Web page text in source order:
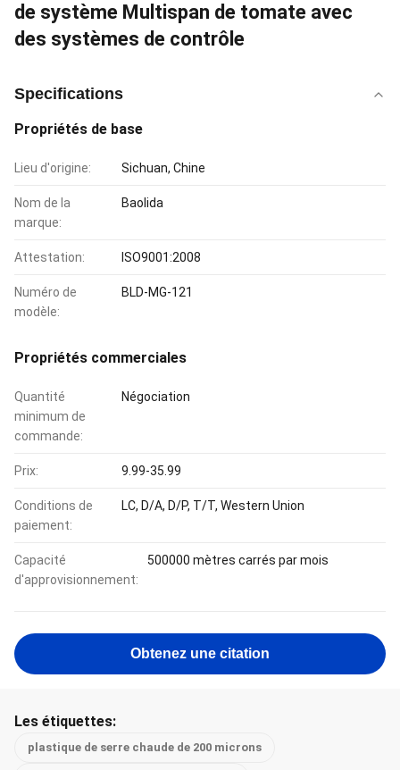
de système Multispan de tomate avec
des systèmes de contrôle
Specifications
Propriétés de base
Lieu d'origine: Sichuan, Chine
Nom de la
marque:
Baolida
Attestation: ISO9001:2008
Numéro de
modèle:
BLD-MG-121
Propriétés commerciales
Quantité
minimum de
commande:
Négociation
Prix: 9.99-35.99
Conditions de
paiement:
LC, D/A, D/P, T/T, Western Union
Capacité
d'approvisionnement:
500000 mètres carrés par mois
Obtenez une citation
Les étiquettes:
plastique de serre chaude de 200 microns